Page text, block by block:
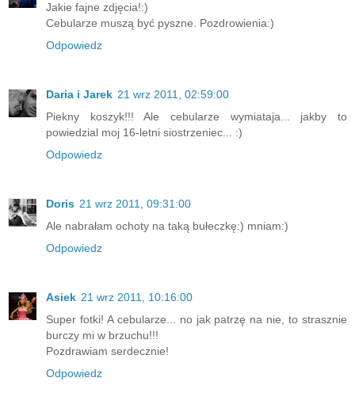
Jakie fajne zdjęcia!:)
Cebularze muszą być pyszne. Pozdrowienia:)
Odpowiedz
Daria i Jarek 21 wrz 2011, 02:59:00
Piekny koszyk!!! Ale cebularze wymiataja... jakby to
powiedzial moj 16-letni siostrzeniec... :)
Odpowiedz
Doris 21 wrz 2011, 09:31:00
Ale nabrałam ochoty na taką bułeczkę:) mniam:)
Odpowiedz
Asiek 21 wrz 2011, 10:16:00
Super fotki! A cebularze... no jak patrzę na nie, to strasznie
burczy mi w brzuchu!!!
Pozdrawiam serdecznie!
Odpowiedz